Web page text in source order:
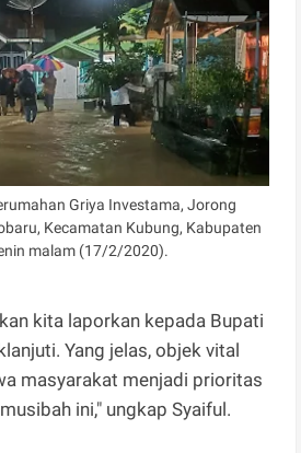
Griya Investama, Jorong
Kecamatan Kubung, Kabupaten
malam (17/2/2020).
kita laporkan kepada Bupati
Yang jelas, objek vital
masyarakat menjadi prioritas
ini," ungkap Syaiful.